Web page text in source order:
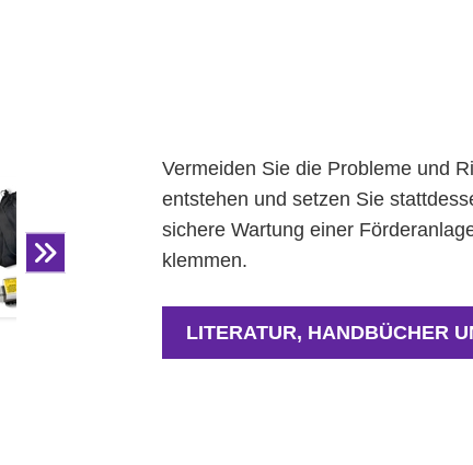
Vermeiden Sie die Probleme und
entstehen und setzen Sie
sichere Wartung einer
klemmen.
LITERATUR, HANDBÜCHER